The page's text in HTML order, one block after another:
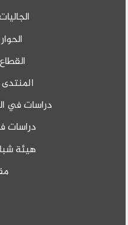
دراسات في
دراسات
هيئة